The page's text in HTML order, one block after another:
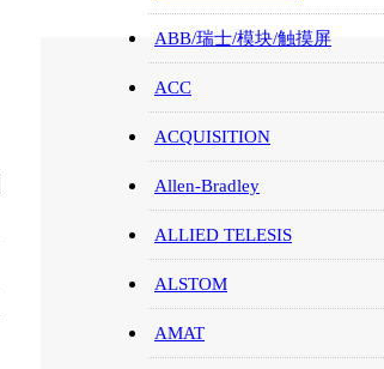
ABB/瑞士/模块/触摸屏
ACC
ACQUISITION
Allen-Bradley
ALLIED TELESIS
ALSTOM
AMAT